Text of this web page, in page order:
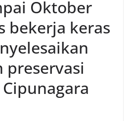
Oktober
bekerja keras
preservasi